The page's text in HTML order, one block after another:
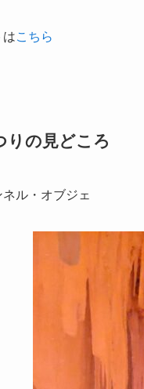
はこちら
りの見どころ
ネル・オブジェ